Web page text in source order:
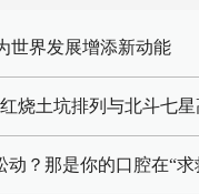
世界发展增添新动能
烧土坑排列与北斗七
动？那是你的口腔在“求